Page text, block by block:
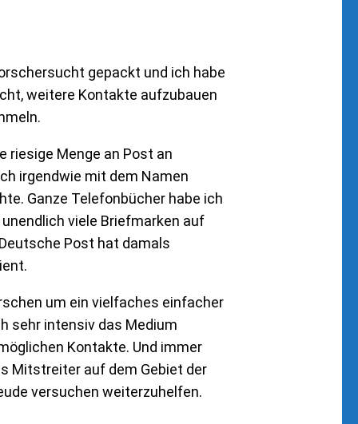
gepackt und ich habe
weitere Kontakte aufzubauen
riesige Menge an Post an
irgendwie mit dem Namen
Ganze Telefonbücher habe ich
viele Briefmarken auf
Post hat damals
um ein vielfaches einfacher
sehr intensiv das Medium
Kontakte. Und immer
Mitstreiter auf dem Gebiet der
versuchen weiterzuhelfen.